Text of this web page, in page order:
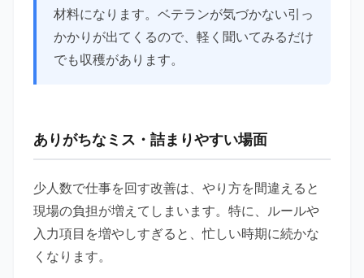
材料になります。ベテランが気づかない引っ
かかりが出てくるので、軽く聞いてみるだけ
でも収穫があります。
ありがちなミス・詰まりやすい場面
少人数で仕事を回す改善は、やり方を間違えると
現場の負担が増えてしまいます。特に、ルールや
入力項目を増やしすぎると、忙しい時期に続かな
くなります。